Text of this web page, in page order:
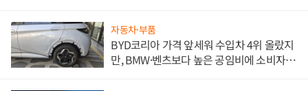
자동차·부품
BYD코리아 가격 앞세워 수입차 4위 올랐지
만, BMW·벤츠보다 높은 공임비에 소비자